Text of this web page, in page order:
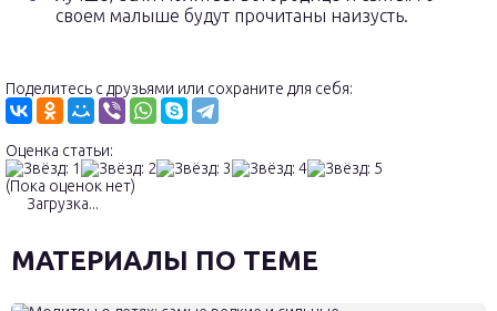
своем малыше будут прочитаны наизусть.
Поделитесь с друзьями или сохраните для себя:
Оценка статьи:
(Пока оценок нет)
Загрузка...
МАТЕРИАЛЫ ПО ТЕМЕ